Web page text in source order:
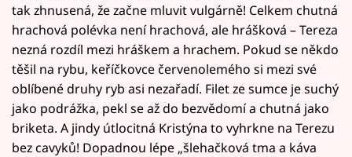
tak zhnusená, že začne mluvit vulgárně! Celkem chutná
hrachová polévka není hrachová, ale hrášková – Tereza
nezná rozdíl mezi hráškem a hrachem. Pokud se někdo
těšil na rybu, keříčkovce červenolemého si mezi své
oblíbené druhy ryb asi nezařadí. Filet ze sumce je suchý
jako podrážka, pekl se až do bezvědomí a chutná jako
briketa. A jindy útlocitná Kristýna to vyhrkne na Terezu
bez cavyků! Dopadnou lépe „šlehačková tma a káva